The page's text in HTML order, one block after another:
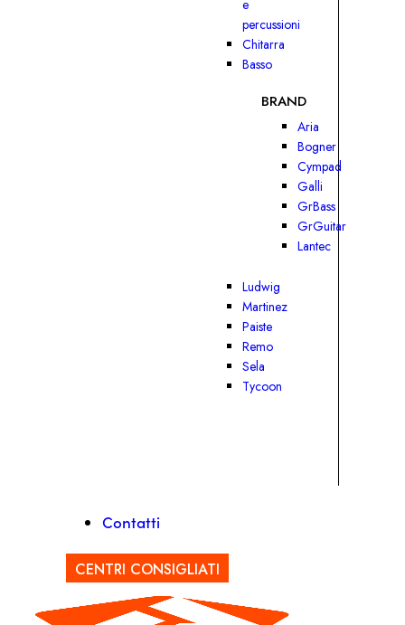
e
percussioni
Chitarra
Basso
BRAND
Aria
Bogner
Cympad
Galli
GrBass
GrGuitar
Lantec
Ludwig
Martinez
Paiste
Remo
Sela
Tycoon
Contatti
CENTRI CONSIGLIATI